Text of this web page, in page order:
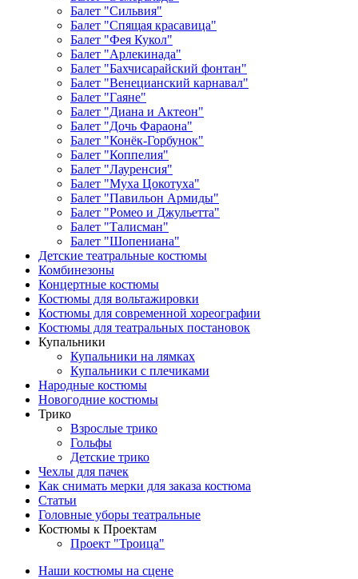
Балет "Сильвия"
Балет "Спящая красавица"
Балет "Фея Кукол"
Балет "Арлекинада"
Балет "Бахчисарайский фонтан"
Балет "Венецианский карнавал"
Балет "Гаяне"
Балет "Диана и Актеон"
Балет "Дочь Фараона"
Балет "Конёк-Горбунок"
Балет "Коппелия"
Балет "Лауренсия"
Балет "Муха Цокотуха"
Балет "Павильон Армиды"
Балет "Ромео и Джульетта"
Балет "Талисман"
Балет "Шопениана"
Детские театральные костюмы
Комбинезоны
Концертные костюмы
Костюмы для вольтажировки
Костюмы для современной хореографии
Костюмы для театральных постановок
Купальники
Купальники на лямках
Купальники с плечиками
Народные костюмы
Новогодние костюмы
Трико
Взрослые трико
Гольфы
Детские трико
Чехлы для пачек
Как снимать мерки для заказа костюма
Статьи
Головные уборы театральные
Костюмы к Проектам
Проект "Троица"
Наши костюмы на сцене